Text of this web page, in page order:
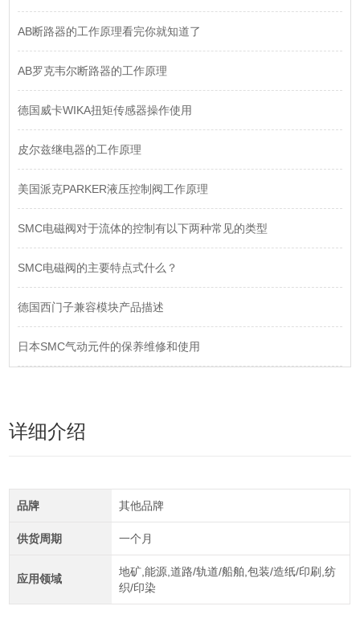
AB断路器的工作原理看完你就知道了
AB罗克韦尔断路器的工作原理
德国威卡WIKA扭矩传感器操作使用
皮尔兹继电器的工作原理
美国派克PARKER液压控制阀工作原理
SMC电磁阀对于流体的控制有以下两种常见的类型
SMC电磁阀的主要特点式什么？
德国西门子兼容模块产品描述
日本SMC气动元件的保养维修和使用
详细介绍
品牌 其他品牌
供货周期 一个月
应用领域
地矿,能源,道路/轨道/船舶,包装/造纸/印刷,纺
织/印染